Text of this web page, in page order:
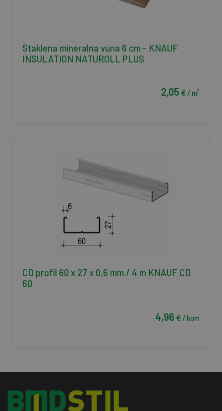
Staklena mineralna vuna 6 cm - KNAUF
INSULATION NATUROLL PLUS
2,05 € / m²
CD profil 60 x 27 x 0,6 mm / 4 m KNAUF CD
60
4,96 € / kom